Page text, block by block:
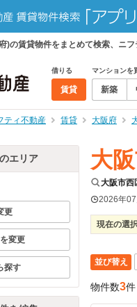
)の賃貸物件をまとめて検索、ニ
借りる
賃貸
マンションを
新築
ティ不動産 賃貸 大阪府
エリア
更
変更
探す
大
大阪市西
2026年
現在の選
並び替え
物件数3件